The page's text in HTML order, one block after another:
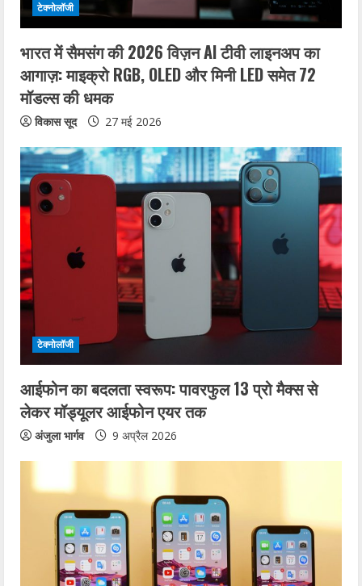
n
g
टेक्नोलॉजी
भारत में सैमसंग की 2026 विज़न AI टीवी लाइनअप का
आगाज़: माइक्रो RGB, OLED और मिनी LED समेत 72
मॉडल्स की धमक
विकास सूद 27 मई 2026
टेक्नोलॉजी
आईफोन का बदलता स्वरूप: पावरफुल 13 प्रो मैक्स से
लेकर मॉड्यूलर आईफोन एयर तक
अंजुला भार्गव 9 अप्रैल 2026